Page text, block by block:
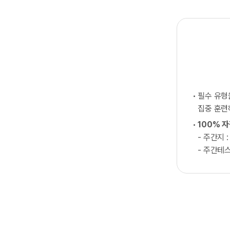
필수 유
집중 훈
100% 자
- 주간지
- 주간테